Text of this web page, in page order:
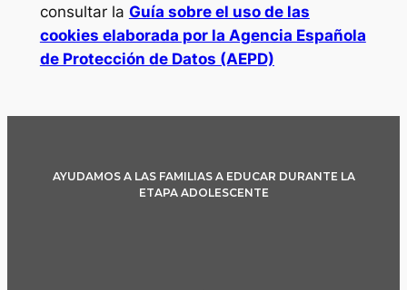
consultar la Guía sobre el uso de las
cookies elaborada por la Agencia Española
de Protección de Datos (AEPD)
AYUDAMOS A LAS FAMILIAS A EDUCAR DURANTE LA
ETAPA ADOLESCENTE